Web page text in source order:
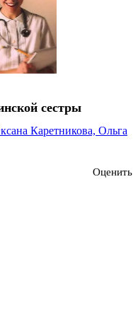
сестры
Каретникова, Ольга
Оценить